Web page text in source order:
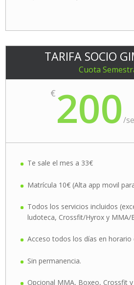
TARIFA SOCIO
Cuota
€ 200/
Te sale el mes a 33€
Matrícula 10€ (Alta app movil
Todos los servicios incluidos
ludoteca, Crossfit/Hyrox y MMA/
Acceso todos los días en horario
Sin permanencia.
Opcional MMA, Boxeo, Crossfit